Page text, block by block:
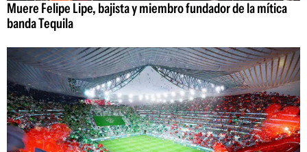
Muere Felipe Lipe, bajista y miembro fundador de la mítica
banda Tequila